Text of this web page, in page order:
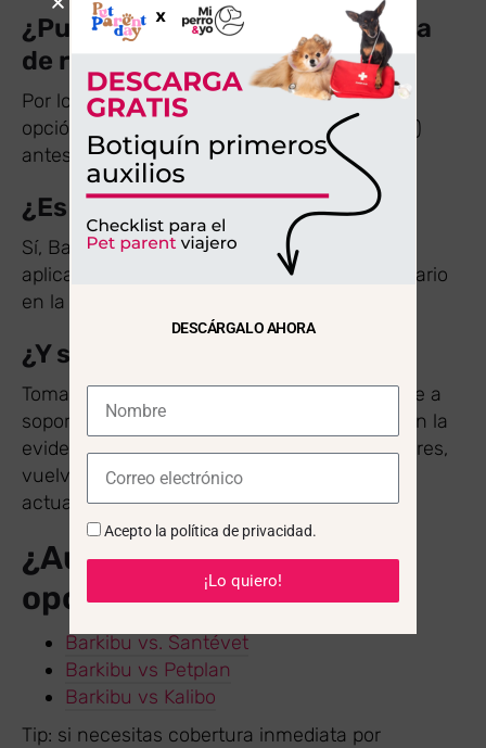
¿Puedo usarlo junto al programa
de referidos?
Por lo general,no se acumula . Compara qué
opción te compensa más (cupón vs. referido)
antes de pagar.
¿Es válido para gatos?
Sí, Barkibu asegura perros y gatos. El cupón
aplica a ambos salvo que se indique lo contrario
en la promo.
¿Y si el cupón falla?
Toma unacaptura, completa el alta y escribe a
soporte de Barkibu
con la
evidencia para que te lo apliquen. Si lo prefieres,
vuelve a este artículo: mantengo la promo
actualizada.
¿Aún comparando
opciones?
Barkibu vs. Santévet
Barkibu vs Petplan
Barkibu vs Kalibo
Tip: si necesitas cobertura inmediata por
DESCÁRGALO AHORA
Acepto la política de privacidad.
¡Lo quiero!